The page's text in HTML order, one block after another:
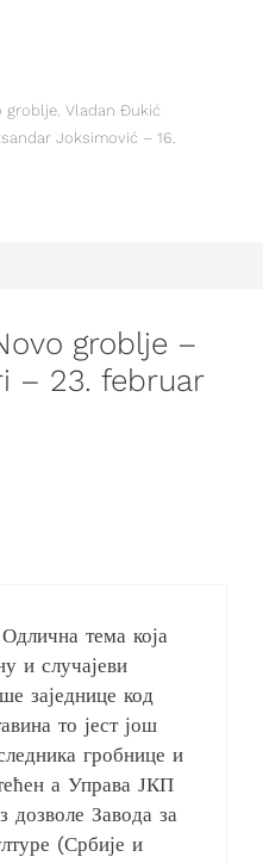
groblje, Vladan Đukić
Joksimović – 16.
groblje –
– 23. februar
тема која
и случајеви
заједнице код
то јест још
гробнице и
а Управа ЈКП
Завода за
(Србије и